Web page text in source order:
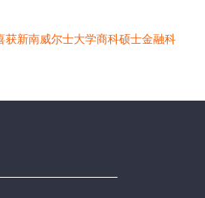
新南威尔士大学商科硕士金融科